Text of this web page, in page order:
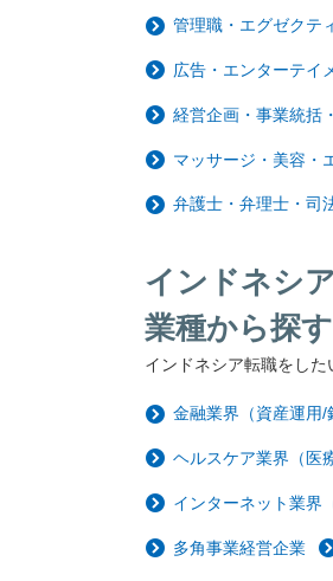
管理職・エグゼクテ
広告・エンターテイ
経営企画・事業統括
マッサージ・美容・
弁護士・弁理士・司
インドネシ
業種から探す
インドネシア転職をした
金融業界（資産運用
ヘルスケア業界（医
インターネット業界
多角事業経営企業